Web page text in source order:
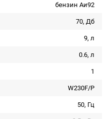
бензин Аи92
70, Дб
9, л
0.6, л
1
W230F/P
50, Гц